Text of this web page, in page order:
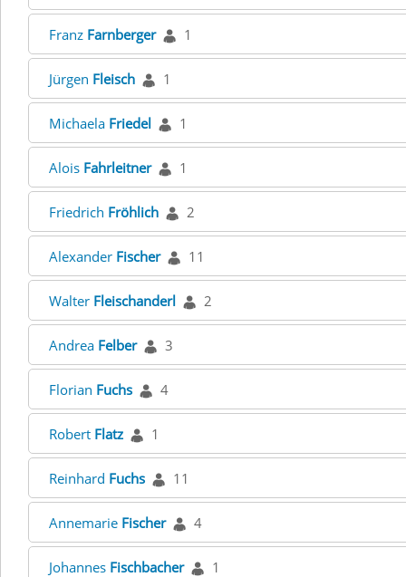
Franz Farnberger 1
Jürgen Fleisch 1
Michaela Friedel 1
Alois Fahrleitner 1
Friedrich Fröhlich 2
Alexander Fischer 11
Walter Fleischanderl 2
Andrea Felber 3
Florian Fuchs 4
Robert Flatz 1
Reinhard Fuchs 11
Annemarie Fischer 4
Johannes Fischbacher 1